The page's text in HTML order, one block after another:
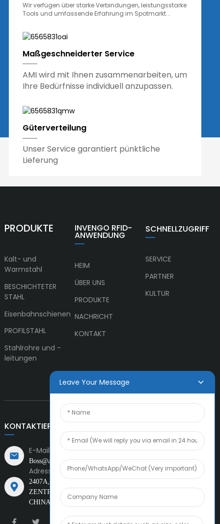
Wir verfügen über starke Verbindungen, leistungsstarke
Tools und umfassende Erfahrung im Spotmarkt...
Maßgeschneiderter Service
AMI wird mit Ihnen zusammenarbeiten, um
Ihre Bedürfnisse individuell anzupassen.
Güterverteilung
Unser Service garantiert pünktliche
Lieferung
PRODUKTE
Kalt- und
Warmstahl
BESCHICHTETER
STAHL
Eisenbahnschienen
PROFILSTAHL
Stahlrohre und -
leitungen
INVENGO RFID-
ANWENDUNG
HEIM
ÜBER UNS
PRODUKTE
NACHRICHT
KONTAKT
SCHNELLZUGRIFF
SERVICE
PARTNER
KULTUR
KONTAKTIEREN SIE UNS
E-Mail:
Boss@amiacero.com
Adresse:
2407A, CHOW TAI FOOK FINANCIAL
ZENTRUM UND XINCHENG WEST ROAD, TEDA, TIANJIN,
CHINA
Leave Your Message